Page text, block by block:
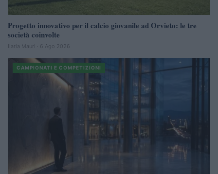
Progetto innovativo per il calcio giovanile ad Orvieto: le tre
società coinvolte
Ilaria Mauri · 6 Ago 2026
CAMPIONATI E COMPETIZIONI